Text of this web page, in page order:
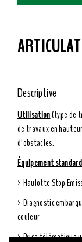
Descriptive
Utilisation(type de
de travaux en
d’obstacles.
Équipement
> Haulotte Stop
> Diagnostic
couleur
> Prise télématique